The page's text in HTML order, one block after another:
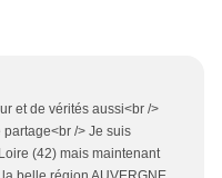
et de vérités aussi<br />
/> Je suis
(42) mais maintenant